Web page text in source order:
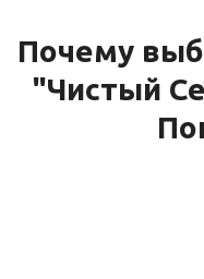
Почему
"Чистый